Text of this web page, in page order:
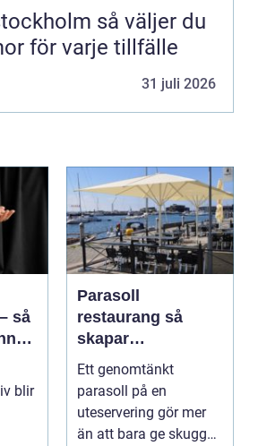
så väljer du
för varje tillfälle
31 juli 2026
så
blir
Parasoll
restaurang så
skapar
uteserveringen rätt
känsla året runt
Ett genomtänkt
parasoll på en
uteservering gör mer
än att bara ge skugga.